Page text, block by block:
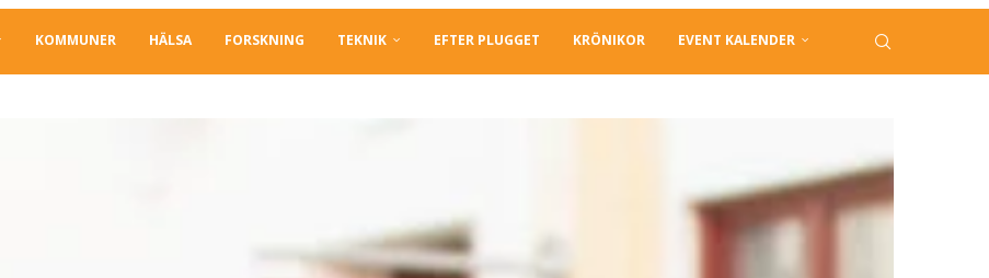
KOMMUNER HÄLSA FORSKNING TEKNIK EFTER PLUGGET KRÖNIKOR EVENT KALENDER